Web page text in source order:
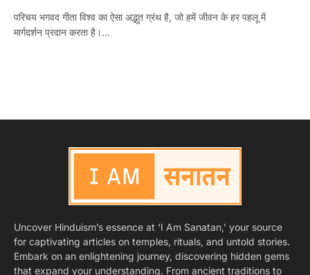
परिचय भगवद गीता विश्व का ऐसा अद्भुत ग्रंथ है, जो हमें जीवन के हर पहलू में
मार्गदर्शन प्रदान करता है।…
Uncover Hinduism’s essence at ‘I Am Sanatan,’ your source
for captivating articles on temples, rituals, and untold stories.
Embark on an enlightening journey, discovering hidden gems
that expand your understanding. From ancient traditions to